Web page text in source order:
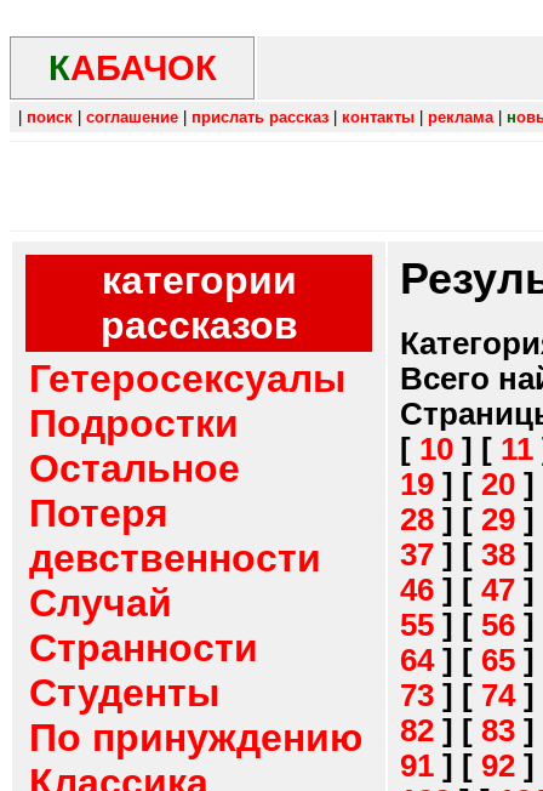
КАБАЧОК
поиск соглашение прислать рассказ контакты реклама| н
категории
рассказов
Гетеросексуалы
Подростки
Остальное
Потеря
девственности
Случай
Странности
Студенты
По принуждению
Всего
[ 10 ] [ 11
19 ] [ 20 ]
28 ] [ 29 ]
37 ] [ 38 ]
46 ] [ 47 ]
55 ] [ 56 ]
64] [ 65 ]
73 ] [ 74]
82 ] [ 83 ]
91 ] [ 92 ]